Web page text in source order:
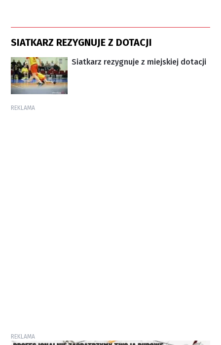
SIATKARZ REZYGNUJE Z DOTACJI
Siatkarz rezygnuje z miejskiej dotacji
REKLAMA
REKLAMA